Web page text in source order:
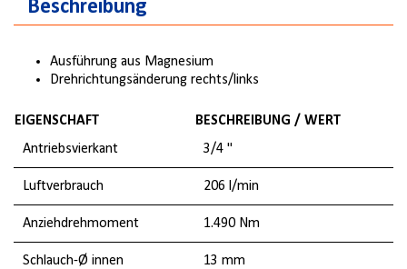
Beschreibung
Ausführung aus Magnesium
Drehrichtungsänderung rechts/links
EIGENSCHAFT
BESCHREIBUNG / WERT
Antriebsvierkant
3/4 "
Luftverbrauch 206 l/min
Anziehdrehmoment 1.490 Nm
Schlauch-Ø innen 13 mm